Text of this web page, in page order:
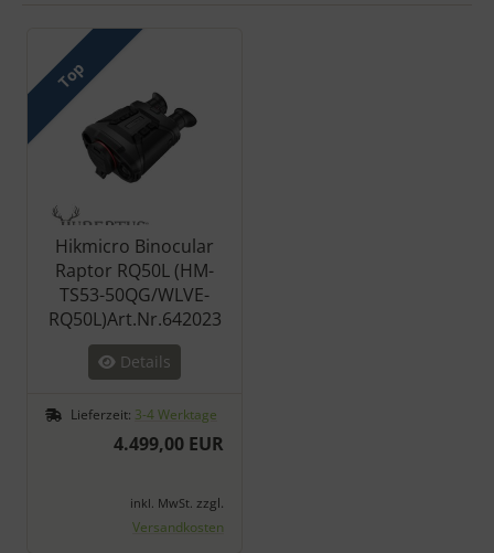
Es folgt ein Produktslider - navigieren Sie mit der Tab-Taste
Top
Hikmicro Binocular
Raptor RQ50L (HM-
TS53-50QG/WLVE-
RQ50L)Art.Nr.642023
Details
Lieferzeit: 3-4 Werktage
4.499,00 EUR
inkl. MwSt. zzgl.
Versandkosten